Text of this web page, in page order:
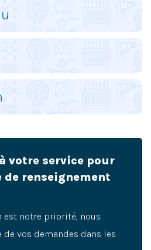
votre service pour
renseignement
est notre priorité, nous
de vos demandes dans les